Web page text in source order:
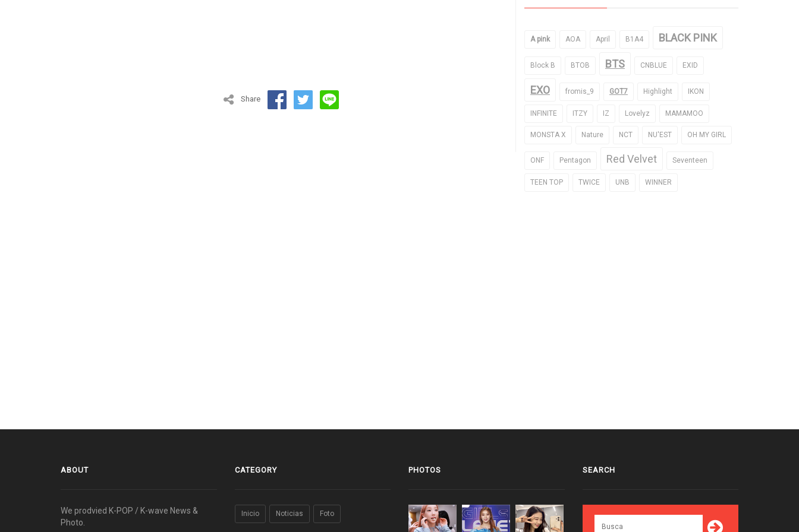
Share
A pink AOA April B1A4 BLACK PINK
Block B BTOB BTS CNBLUE EXID
EXO fromis_9 GOT7 Highlight IKON
INFINITE ITZY IZ Lovelyz MAMAMOO
MONSTA X Nature NCT NU'EST OH MY GIRL
ONF Pentagon Red Velvet Seventeen
TEEN TOP TWICE UNB WINNER
ABOUT
We prodvied K-POP / K-wave News &
Photo.
CATEGORY
Inicio Noticias Foto
PHOTOS SEARCH